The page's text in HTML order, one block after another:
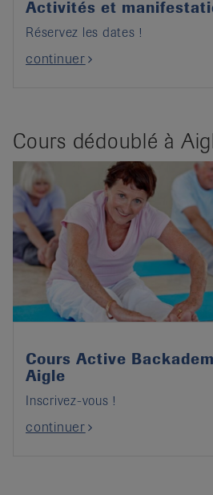
Activités et
Réservez les dates !
continuer
Cours dédoublé à
Cours Active
Aigle
Inscrivez-vous !
continuer